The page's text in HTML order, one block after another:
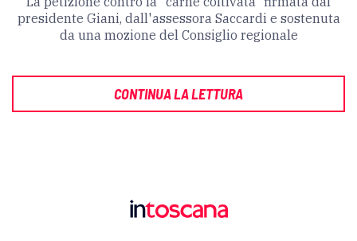
presidente Giani, dall'assessora Saccardi e sostenuta
da una mozione del Consiglio regionale
CONTINUA LA LETTURA